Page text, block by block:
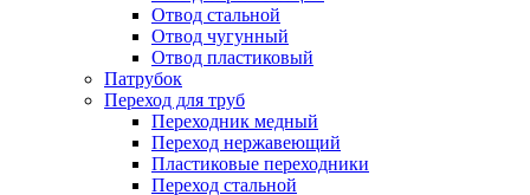
Отвод стальной
Отвод чугунный
Отвод пластиковый
Патрубок
Переход для труб
Переходник медный
Переход нержавеющий
Пластиковые переходники
Переход стальной